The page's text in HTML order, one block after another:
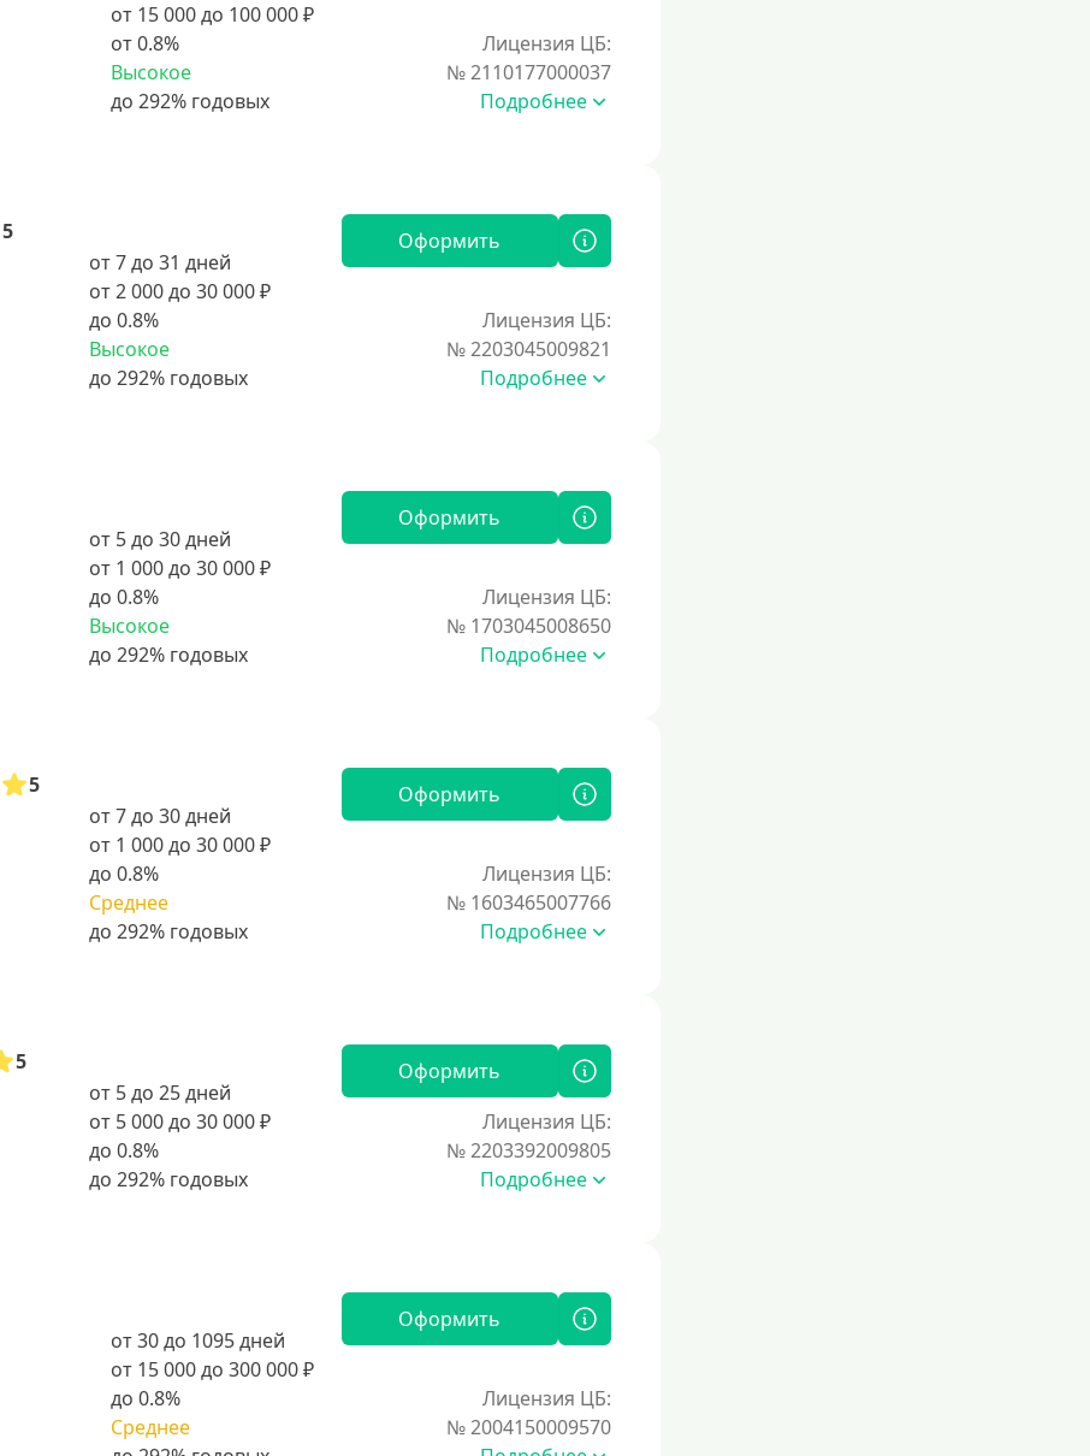
от 15 000 до 100 000 ₽
от 0.8%
Высокое
Лицензия ЦБ:
№ 2110177000037
Подробнее
5
от 7 до 31 дней
от 2 000 до 30 000 ₽
до 0.8%
Высокое
Оформить
Лицензия ЦБ:
№ 2203045009821
Подробнее
от 5 до 30 дней
от 1 000 до 30 000 ₽
до 0.8%
Высокое
Оформить
Лицензия ЦБ:
№ 1703045008650
Подробнее
5
от 7 до 30 дней
от 1 000 до 30 000 ₽
до 0.8%
Среднее
Оформить
Лицензия ЦБ:
№ 1603465007766
Подробнее
5
от 5 до 25 дней
от 5 000 до 30 000 ₽
до 0.8%
Оформить
Лицензия ЦБ:
№ 2203392009805
Подробнее
от 30 до 1095 дней
от 15 000 до 300 000 ₽
до 0.8%
Среднее
Оформить
Лицензия ЦБ:
№ 2004150009570